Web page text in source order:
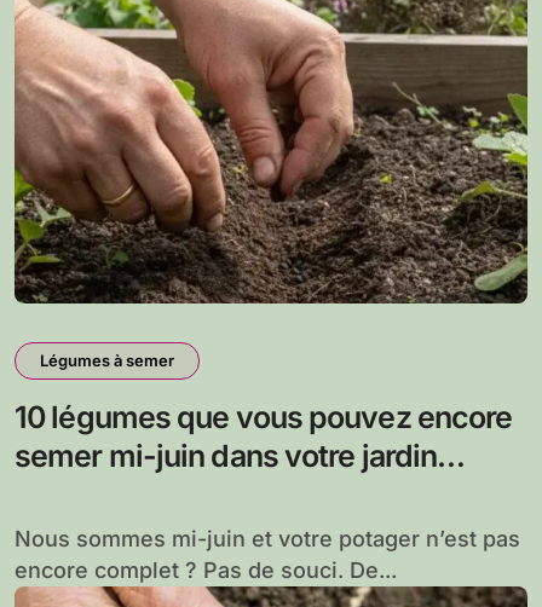
Légumes à semer
10 légumes que vous pouvez encore
semer mi-juin dans votre jardin
Nous sommes mi-juin et votre potager n’est pas
encore complet ? Pas de souci. De...